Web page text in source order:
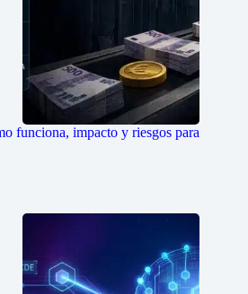
funciona, impacto y riesgos para